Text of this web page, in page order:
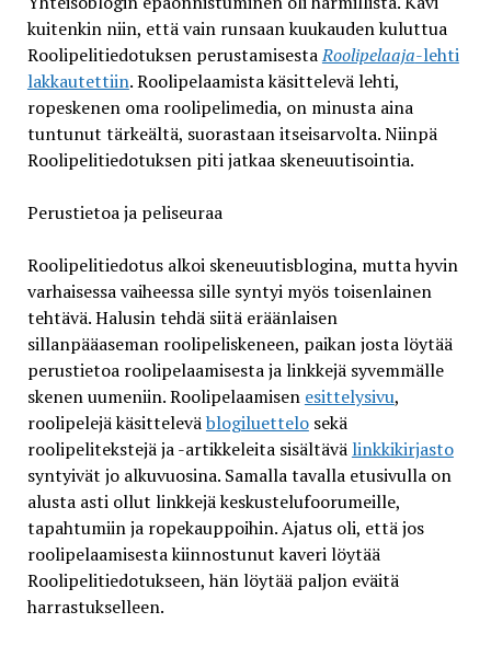
kuitenkin niin, että vain runsaan kuukauden kuluttua
Roolipelitiedotuksen perustamisestaRoolipelaaja-lehti
lakkautettiin. Roolipelaamista käsittelevä lehti,
ropeskenen oma roolipelimedia, on minusta aina
tuntunut tärkeältä, suorastaan itseisarvolta. Niinpä
Roolipelitiedotuksen piti jatkaa skeneuutisointia.
Perustietoa ja peliseuraa
Roolipelitiedotus alkoi skeneuutisblogina, mutta hyvin
varhaisessa vaiheessa sille syntyi myös toisenlainen
tehtävä. Halusin tehdä siitä eräänlaisen
sillanpääaseman roolipeliskeneen, paikan josta löytää
perustietoa roolipelaamisesta ja linkkejä syvemmälle
skenen uumeniin. Roolipelaamisen esittelysivu,
roolipelejä käsitteleväblogiluettelosekä
roolipelitekstejä ja -artikkeleita sisältävä linkkikirjasto
syntyivät jo alkuvuosina. Samalla tavalla etusivulla on
alusta asti ollut linkkejä keskustelufoorumeille,
tapahtumiin ja ropekauppoihin. Ajatus oli, että jos
roolipelaamisesta kiinnostunut kaveri löytää
Roolipelitiedotukseen, hän löytää paljon eväitä
harrastukselleen.